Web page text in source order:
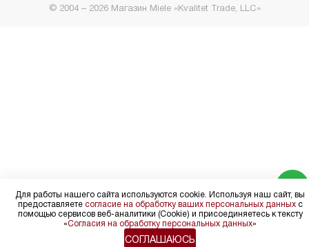
© 2004 – 2026 Магазин Miele «Kvalitet Trade, LLC»
Для работы нашего сайта используются cookie. Используя наш сайт, вы
предоставляете согласие на обработку ваших персональных данныхс
помощью сервисов веб-аналитики (Cookie) и присоединяетесь к тексту
«Согласия на обработку персональных данных»
СОГЛАШАЮСЬ